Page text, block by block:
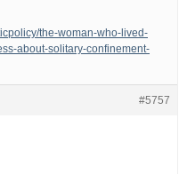
the-woman-who-lived-
about-solitary-confinement-
#5757